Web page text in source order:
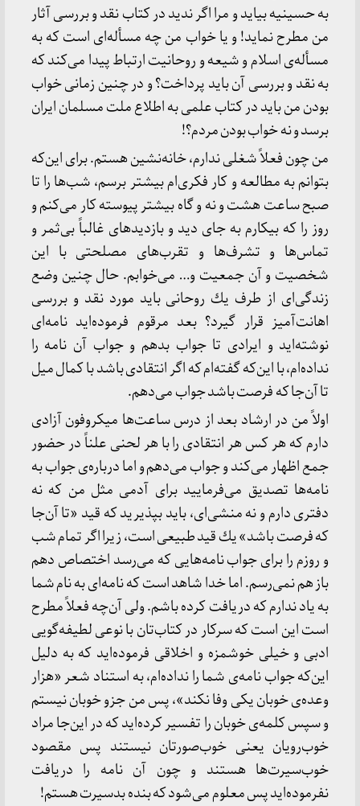
به حسینیه بیاید و مرا اگر ندید در كتاب نقد و بررسی آثار
من مطرح نماید! و یا خواب من چه مسأله‌ای است كه به
مسأله‌ی اسلام و شیعه و روحانیت ارتباط پیدا می‌كند كه
به نقد و بررسی آن باید پرداخت؟ و در چنین زمانی خواب
بودن من باید در كتاب علمی به اطلاع ملت مسلمان ایران
برسد و نه خواب بودن مردم؟!
من چون فعلاً شغلی ندارم، خانه‌نشین هستم. برای این‌كه
بتوانم به مطالعه و كار فكری‌ام بیشتر برسم، شب‌ها را تا
صبح ساعت هشت و نه و گاه بیشتر پیوسته كار می‌كنم و
روز را كه بیكارم به جای دید و بازدیدهای غالباً بی‌ثمر و
تماس‌ها و تشرف‌ها و تقرب‌های مصلحتی با این
شخصیت و آن جمعیت و… می‌خوابم. حال چنین وضع
زندگی‌ای از طرف یك روحانی باید مورد نقد و بررسی
اهانت‌آمیز قرار گیرد؟ بعد مرقوم فرموده‌اید نامه‌ای
نوشته‌اید و ایرادی تا جواب بدهم و جواب آن نامه را
نداده‌ام، با این‌كه گفته‌ام كه اگر انتقادی باشد با كمال میل
تا آن‌جا كه فرصت باشد جواب می‌دهم.
اولاً من در ارشاد بعد از درس ساعت‌ها میكروفون آزادی
دارم كه هر كس هر انتقادی را با هر لحنی علناً در حضور
جمع اظهار می‌كند و جواب می‌دهم و اما درباره‌ی جواب به
نامه‌ها تصدیق می‌فرمایید برای آدمی مثل من كه نه
دفتری دارم و نه منشی‌ای، باید بپذیرید كه قید «تا آن‌جا
كه فرصت باشد» یك قید طبیعی است، زیرا اگر تمام شب
و روزم را برای جواب نامه‌هایی كه می‌رسد اختصاص دهم
باز هم نمی‌رسم. اما خدا شاهد است كه نامه‌ای به نام شما
به یاد ندارم كه دریافت كرده باشم. ولی آن‌چه فعلاً مطرح
است این است كه سركار در كتاب‌تان با نوعی لطیفه‌گویی
ادبی و خیلی خوشمزه و اخلاقی فرموده‌اید كه به دلیل
این‌كه جواب نامه‌ی شما را نداده‌ام، به استناد شعر «هزار
وعده‌ی خوبان یكی وفا نكند»، پس من جزو خوبان نیستم
و سپس كلمه‌ی خوبان را تفسیر كرده‌اید كه در این‌جا مراد
خوب‌رویان یعنی خوب‌صورتان نیستند پس مقصود
خوب‌سیرت‌ها هستند و چون آن نامه را دریافت
نفرموده‌اید پس معلوم می‌شود كه بنده بدسیرت هستم!